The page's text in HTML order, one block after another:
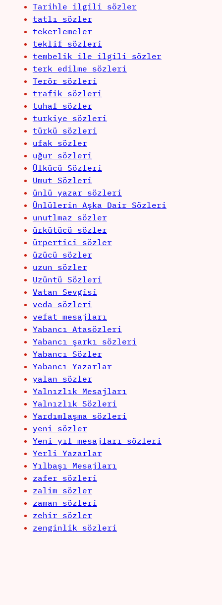
Tarihle ilgili sözler
tatlı sözler
tekerlemeler
teklif sözleri
tembelik ile ilgili sözler
terk edilme sözleri
Terör sözleri
trafik sözleri
tuhaf sözler
turkiye sözleri
türkü sözleri
ufak sözler
uğur sözleri
Ülkücü Sözleri
Umut Sözleri
ünlü yazar sözleri
Ünlülerin Aşka Dair Sözleri
unutlmaz sözler
ürkütücü sözler
ürpertici sözler
üzücü sözler
uzun sözler
Uzüntü Sözleri
Vatan Sevgisi
veda sözleri
vefat mesajları
Yabancı Atasözleri
Yabancı şarkı sözleri
Yabancı Sözler
Yabancı Yazarlar
yalan sözler
Yalnızlık Mesajları
Yalnızlık Sözleri
Yardımlaşma sözleri
yeni sözler
Yeni yıl mesajları sözleri
Yerli Yazarlar
Yılbaşı Mesajları
zafer sözleri
zalim sözler
zaman sözleri
zehir sözler
zenginlik sözleri